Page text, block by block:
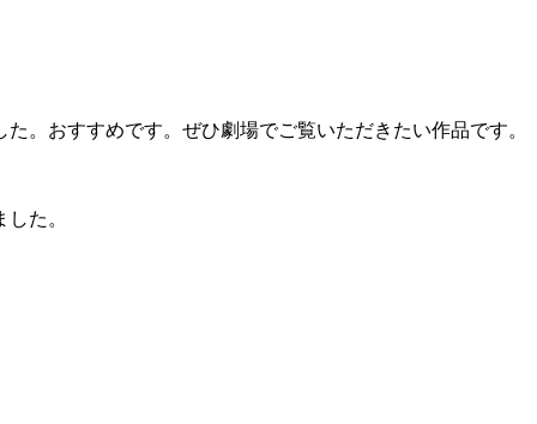
。おすすめです。ぜひ劇場でご覧いただきたい作品です。
た。